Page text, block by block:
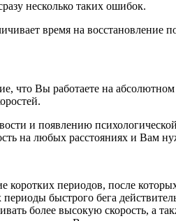
несколько таких ошибок.
время на восстановление
что Вы работаете на
и появлению
на любых расстояниях и Вам
коротких периодов, после
быстрого бега
более высокую скорость, а